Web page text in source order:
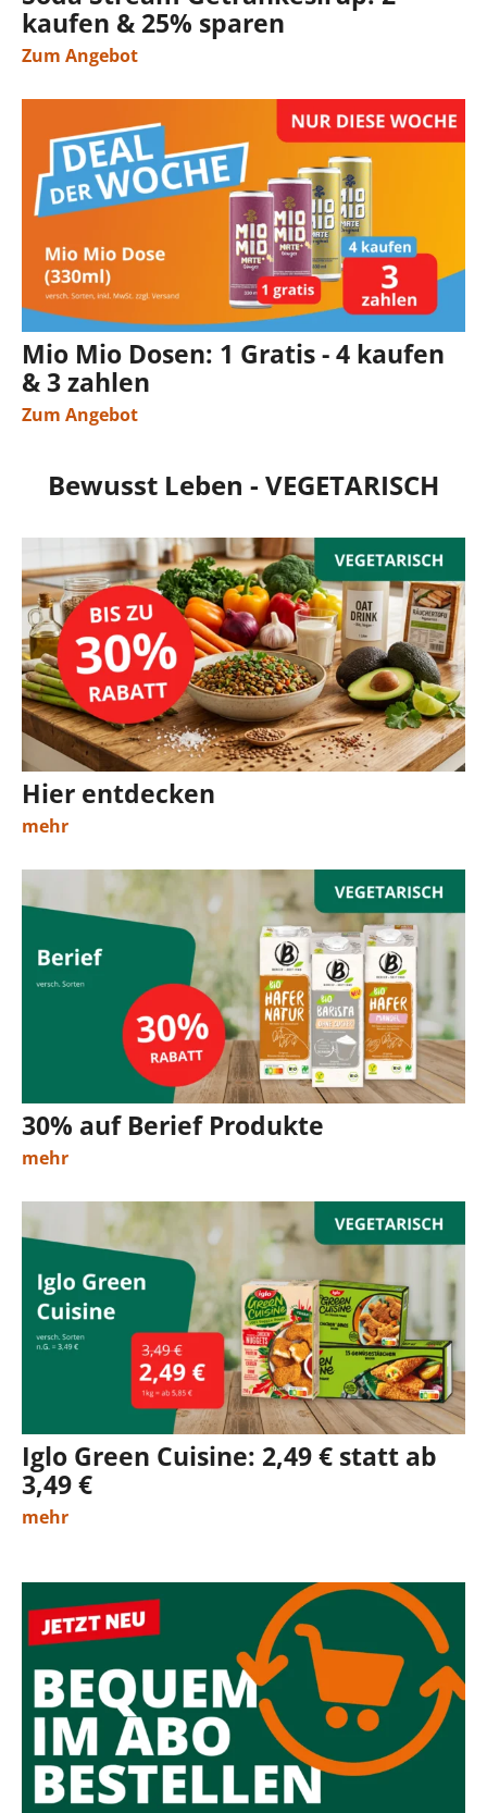
kaufen & 25% sparen
Zum Angebot
Mio Mio Dosen: 1 Gratis - 4 kaufen
& 3 zahlen
Zum Angebot
Bewusst Leben - VEGETARISCH
Hier entdecken
mehr
30% auf Berief Produkte
mehr
Iglo Green Cuisine: 2,49 € statt ab
3,49 €
mehr